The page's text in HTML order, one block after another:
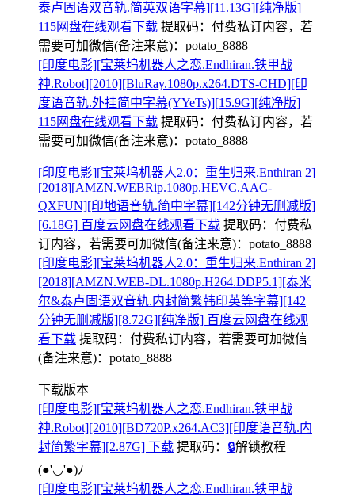
泰卢固语双音轨.简英双语字幕][11.13G][纯净版]
115网盘在线观看下载 提取码： 付费私订内容，若
需要可加微信(备注来意)：potato_8888
[印度电影][宝莱坞机器人之恋.Endhiran.铁甲战
神.Robot][2010][BluRay.1080p.x264.DTS-CHD][印
度语音轨.外挂简中字幕(YYeTs)][15.9G][纯净版]
115网盘在线观看下载 提取码： 付费私订内容，若
需要可加微信(备注来意)：potato_8888
[印度电影][宝莱坞机器人2.0：重生归来.Enthiran 2]
[2018][AMZN.WEBRip.1080p.HEVC.AAC-
QXFUN][印地语音轨.简中字幕][142分钟无删减版]
[6.18G] 百度云网盘在线观看下载 提取码： 付费私
订内容，若需要可加微信(备注来意)：potato_8888
[印度电影][宝莱坞机器人2.0：重生归来.Enthiran 2]
[2018][AMZN.WEB-DL.1080p.H264.DDP5.1][泰米
尔&泰卢固语双音轨.内封简繁韩印英等字幕][142
分钟无删减版][8.72G][纯净版] 百度云网盘在线观
看下载 提取码： 付费私订内容，若需要可加微信
(备注来意)：potato_8888
下载版本
[印度电影][宝莱坞机器人之恋.Endhiran.铁甲战
神.Robot][2010][BD720P.x264.AC3][印度语音轨.内
封简繁字幕][2.87G] 下载 提取码： 🔒解锁教程
(●'◡'●)ﾉ
[印度电影][宝莱坞机器人之恋.Endhiran.铁甲战